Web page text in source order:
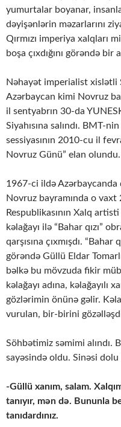
yumurtalar boyanar,
dəyişənlərin məzarlarını
Qırmızı imperiya xalqları
boşa çıxdığını görəndə bir
Nəhayət imperialist xislətli
Azərbaycan kimi Novruz
il sentyabrın 30-da
Siyahısına salındı. BMT-
sessiyasının 2010-cu il
Novruz Günü” elan olundu.
1967-ci ildə
Novruz bayramında o vaxt
Respublikasının Xalq
kəlağayı ilə “Bahar qızı”
qarşısına çıxmışdı.
görəndə Güllü Eldar
bəlkə bu mövzuda fikir
kəlağayı adına, kəlağayılı
gözlərimin önünə gəlir.
vurulan, bir-birini
Söhbətimiz səmimi alındı.
sayəsində oldu. Sinəsi dolu
-Güllü xanım, salam.
tanıyır, mən də. Bununla
tanıdardınız.